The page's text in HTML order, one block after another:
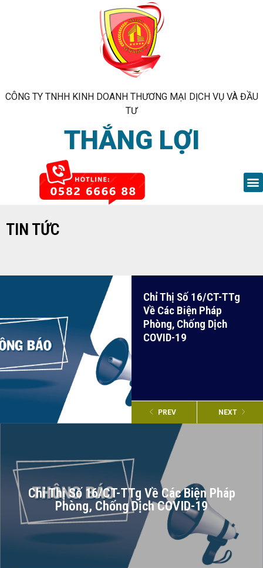
CÔNG TY TNHH KINH DOANH THƯƠNG MẠI DỊCH VỤ VÀ ĐẦU
TƯ
THẮNG LỢI
TIN TỨC
Chỉ Thị Số 16/CT-TTg
Về Các Biện Pháp
Phòng, Chống Dịch
COVID-19
PREV NEXT
Chỉ Thị Số 16/CT-TTg Về Các Biện Pháp
Phòng, Chống Dịch COVID-19